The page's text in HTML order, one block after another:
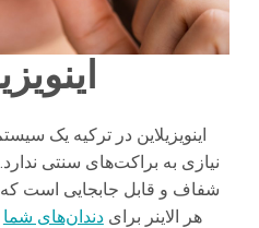
اینویزیلاین در ترکیه یک
نیازی به براکت‌های سنتی
شفاف و قابل جابجایی است
هر الاینر برایدندان‌های شما